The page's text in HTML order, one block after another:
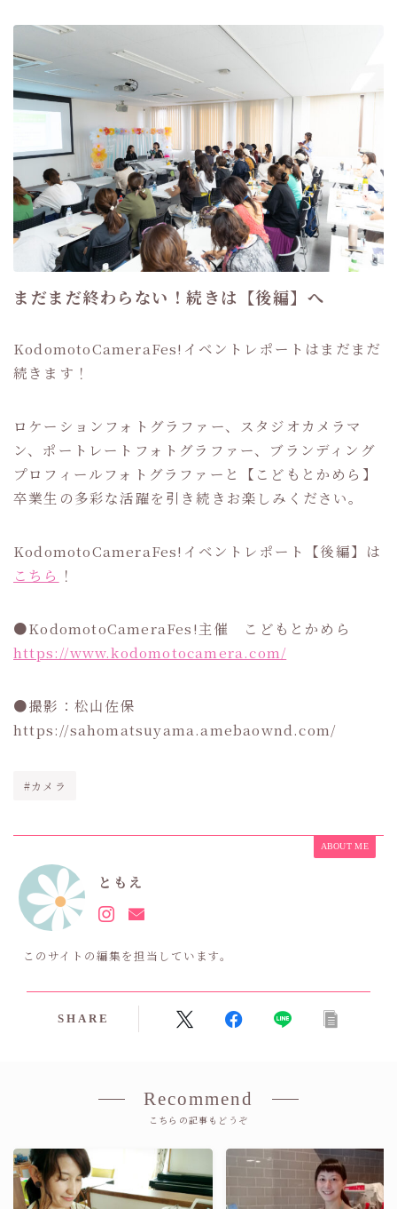
まだまだ終わらない！続きは【後編】へ
KodomotoCameraFes!イベントレポートはまだまだ
続きます！
ロケーションフォトグラファー、スタジオカメラマ
ン、ポートレートフォトグラファー、ブランディング
プロフィールフォトグラファーと【こどもとかめら】
卒業生の多彩な活躍を引き続きお楽しみください。
KodomotoCameraFes!イベントレポート【後編】は
こちら ！
●KodomotoCameraFes!主催 こどもとかめら
https://www.kodomotocamera.com/
●撮影：松山佐保
https://sahomatsuyama.amebaownd.com/
#カメラ
ABOUT ME
ともえ
このサイトの編集を担当しています。
SHARE
Recommend
こちらの記事もどうぞ